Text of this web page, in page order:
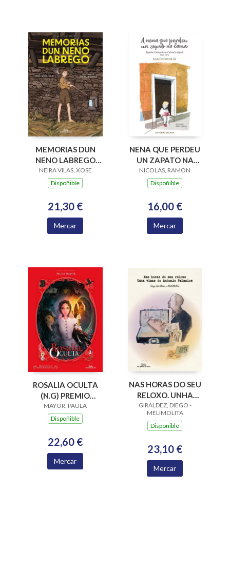
MEMORIAS DUN
NENO LABREGO
(N.G.)
NEIRA VILAS, XOSE
Dispoñible
21,30 €
Mercar
NENA QUE PERDEU
UN ZAPATO NA
LAMA, A
NICOLAS, RAMON
Dispoñible
16,00 €
Mercar
ROSALIA OCULTA
(N.G) PREMIO
CASTELAO BD 2023.
PREMIO FOLLAS
LIBRO BANDA
DESEÑADA, GRÁF
MAYOR, PAULA
Dispoñible
22,60 €
Mercar
NAS HORAS DO SEU
RELOXO. UNHA
VIAXE DE ANTONIO
PALACIOS
GIRALDEZ, DIEGO -
MELIMOLITA
Dispoñible
23,10 €
Mercar